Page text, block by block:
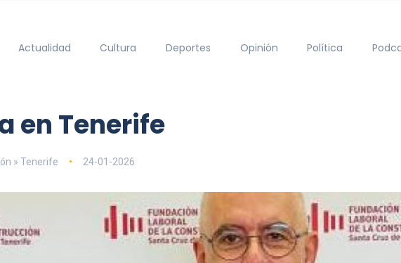
Actualidad Cultura Deportes Opinión Política
en Tenerife
» Tenerife 24-01-2026